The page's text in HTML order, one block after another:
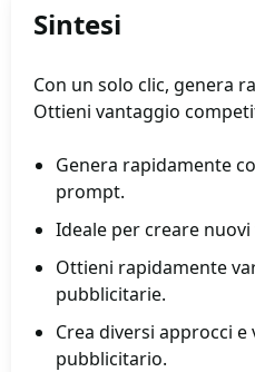
Sintesi
Con un solo clic, genera
Ottieni vantaggio
Genera rapidamente
prompt.
Ideale per creare
Ottieni rapidamente
pubblicitarie.
Crea diversi approcci
pubblicitario.